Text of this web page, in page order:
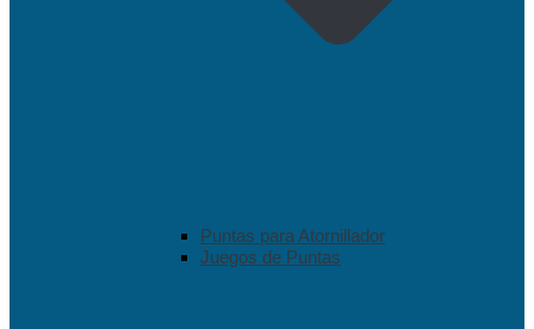
Puntas para Atornillador
Juegos de Puntas